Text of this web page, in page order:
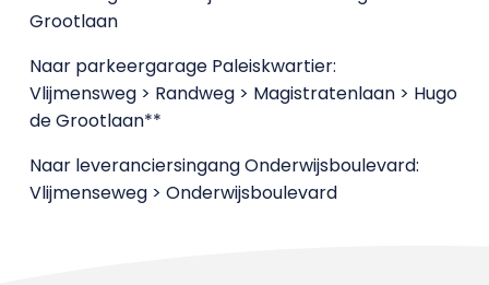
Grootlaan
Naar parkeergarage Paleiskwartier:
Vlijmensweg > Randweg > Magistratenlaan > Hugo
de Grootlaan**
Naar leveranciersingang Onderwijsboulevard:
Vlijmenseweg > Onderwijsboulevard